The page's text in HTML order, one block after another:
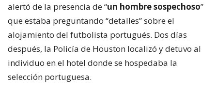
alertó de la presencia de “un hombre sospechoso”
que estaba preguntando “detalles” sobre el
alojamiento del futbolista portugués. Dos días
después, la Policía de Houston localizó y detuvo al
individuo en el hotel donde se hospedaba la
selección portuguesa.